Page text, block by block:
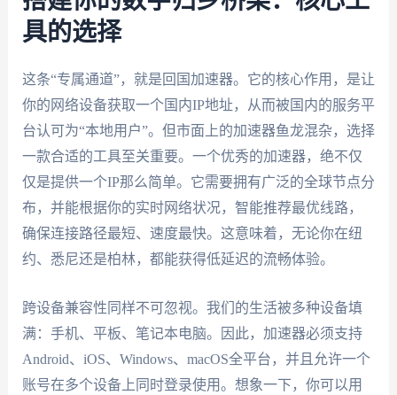
具的选择
这条“专属通道”，就是回国加速器。它的核心作用，是让
你的网络设备获取一个国内IP地址，从而被国内的服务平
台认可为“本地用户”。但市面上的加速器鱼龙混杂，选择
一款合适的工具至关重要。一个优秀的加速器，绝不仅
仅是提供一个IP那么简单。它需要拥有广泛的全球节点分
布，并能根据你的实时网络状况，智能推荐最优线路，
确保连接路径最短、速度最快。这意味着，无论你在纽
约、悉尼还是柏林，都能获得低延迟的流畅体验。
跨设备兼容性同样不可忽视。我们的生活被多种设备填
满：手机、平板、笔记本电脑。因此，加速器必须支持
Android、iOS、Windows、macOS全平台，并且允许一个
账号在多个设备上同时登录使用。想象一下，你可以用